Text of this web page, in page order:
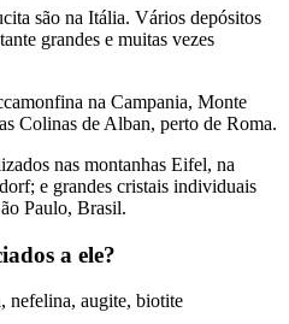
são na Itália. Vários depósitos
grandes e muitas vezes
na Campania, Monte
Colinas de Alban, perto de Roma.
nas montanhas Eifel, na
e grandes cristais individuais
Paulo, Brasil.
a ele?
nefelina, augite, biotite